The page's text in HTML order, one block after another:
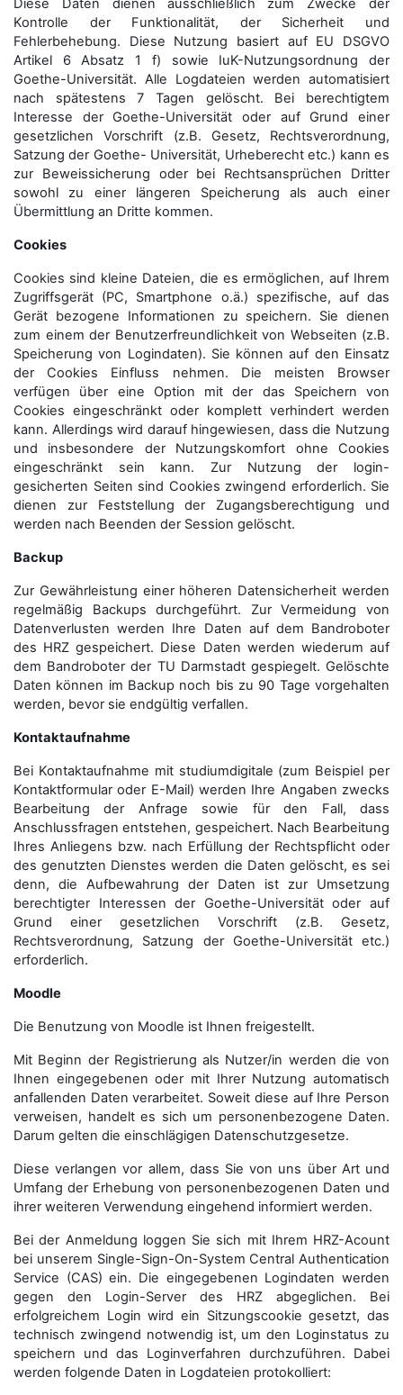
Diese Daten dienen ausschließlich zum Zwecke der
Kontrolle der Funktionalität, der Sicherheit und
Fehlerbehebung. Diese Nutzung basiert auf EU DSGVO
Artikel 6 Absatz 1 f) sowie IuK-Nutzungsordnung der
Goethe-Universität. Alle Logdateien werden auto­matisiert
nach spätestens 7 Tagen gelöscht. Bei berechtigtem
Interesse der Goethe-Universität oder auf Grund einer
gesetzlichen Vorschrift (z.B. Gesetz, Rechtsverordnung,
Satzung der Goethe- Universität, Urheberecht etc.) kann es
zur Beweissicherung oder bei Rechtsansprüchen Dritter
sowohl zu einer längeren Speicherung als auch einer
Übermittlung an Dritte kommen.
Cookies
Cookies sind kleine Dateien, die es ermöglichen, auf Ihrem
Zugriffsgerät (PC, Smartphone o.ä.) spezifische, auf das
Gerät bezogene Informationen zu speichern. Sie dienen
zum einem der Benutzerfreundlichkeit von Webseiten (z.B.
Speicherung von Logindaten). Sie können auf den Einsatz
der Cookies Einfluss nehmen. Die meisten Browser
verfügen über eine Option mit der das Speichern von
Cookies eingeschränkt oder komplett verhindert werden
kann. Allerdings wird darauf hingewiesen, dass die Nutzung
und insbesondere der Nutzungskomfort ohne Cookies
eingeschränkt sein kann. Zur Nutzung der login-
gesicherten Seiten sind Cookies zwingend erforderlich. Sie
dienen zur Feststellung der Zugangs­berechtigung und
werden nach Beenden der Session gelöscht.
Backup
Zur Gewährleistung einer höheren Datensicherheit werden
regelmäßig Backups durchgeführt. Zur Vermeidung von
Datenverlusten werden Ihre Daten auf dem Bandroboter
des HRZ gespeichert. Diese Daten werden wiederum auf
dem Bandroboter der TU Darmstadt gespiegelt. Gelöschte
Daten können im Backup noch bis zu 90 Tage vorgehalten
werden, bevor sie endgültig verfallen.
Kontaktaufnahme
Bei Kontaktaufnahme mit studiumdigitale (zum Beispiel per
Kontaktformular oder E-Mail) werden Ihre Angaben zwecks
Bearbeitung der Anfrage sowie für den Fall, dass
Anschluss­fragen entstehen, gespeichert. Nach Bearbeitung
Ihres Anliegens bzw. nach Erfüllung der Rechtspflicht oder
des genutzten Dienstes werden die Daten gelöscht, es sei
denn, die Aufbewahrung der Daten ist zur Umsetzung
berechtigter Interessen der Goethe-Universität oder auf
Grund einer gesetzlichen Vorschrift (z.B. Gesetz,
Rechtsverordnung, Satzung der Goethe-Universität etc.)
erforderlich.
Moodle
Die Benutzung von Moodle ist Ihnen freigestellt.
Mit Beginn der Registrierung als Nutzer/in werden die von
Ihnen eingegebenen oder mit Ihrer Nutzung automatisch
anfallenden Daten verarbeitet. Soweit diese auf Ihre Person
verweisen, handelt es sich um personenbezogene Daten.
Darum gelten die einschlägigen Datenschutzgesetze.
Diese verlangen vor allem, dass Sie von uns über Art und
Umfang der Erhebung von personenbezogenen Daten und
ihrer weiteren Verwendung eingehend informiert werden.
Bei der Anmeldung loggen Sie sich mit Ihrem HRZ-Acount
bei unserem Single-Sign-On-System Central Authentication
Service (CAS) ein. Die eingegebenen Logindaten werden
gegen den Login-Server des HRZ abgeglichen. Bei
erfolgreichem Login wird ein Sitzungscookie gesetzt, das
technisch zwingend notwendig ist, um den Loginstatus zu
speichern und das Loginverfahren durchzuführen. Dabei
werden folgende Daten in Logdateien protokolliert: